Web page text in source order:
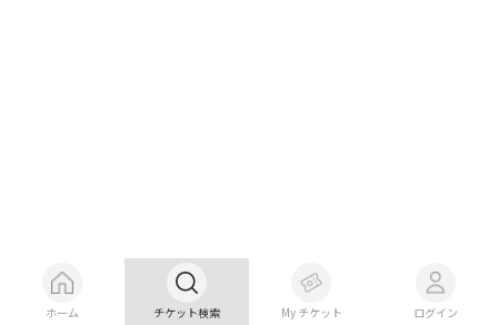
ホーム チケット検索 My チケット ログイン